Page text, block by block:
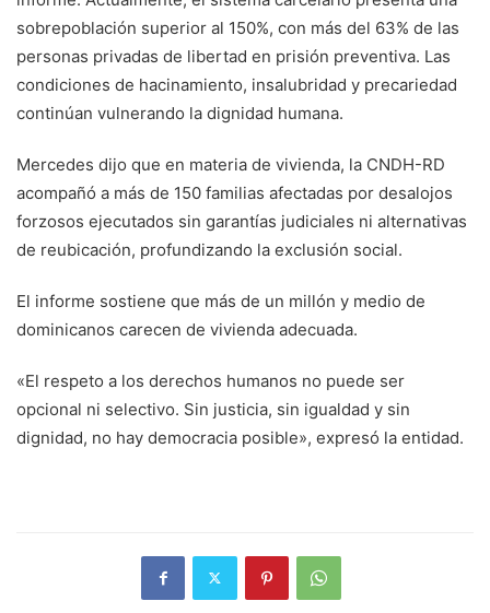
sobrepoblación superior al 150%, con más del 63% de las
personas privadas de libertad en prisión preventiva. Las
condiciones de hacinamiento, insalubridad y precariedad
continúan vulnerando la dignidad humana.
Mercedes dijo que en materia de vivienda, la CNDH-RD
acompañó a más de 150 familias afectadas por desalojos
forzosos ejecutados sin garantías judiciales ni alternativas
de reubicación, profundizando la exclusión social.
El informe sostiene que más de un millón y medio de
dominicanos carecen de vivienda adecuada.
«El respeto a los derechos humanos no puede ser
opcional ni selectivo. Sin justicia, sin igualdad y sin
dignidad, no hay democracia posible», expresó la entidad.